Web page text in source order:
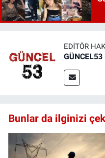
EDITÖR
Bunlar da ilginizi